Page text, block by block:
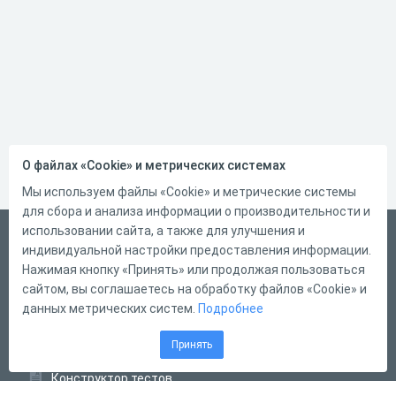
Русский
Справка
Форма обратной связи
Конструктор тестов
О файлах «Cookie» и метрических системах
Мы используем файлы «Cookie» и метрические системы
для сбора и анализа информации о производительности и
использовании сайта, а также для улучшения и
индивидуальной настройки предоставления информации.
Нажимая кнопку «Принять» или продолжая пользоваться
сайтом, вы соглашаетесь на обработку файлов «Cookie» и
данных метрических систем. Подробнее
Принять